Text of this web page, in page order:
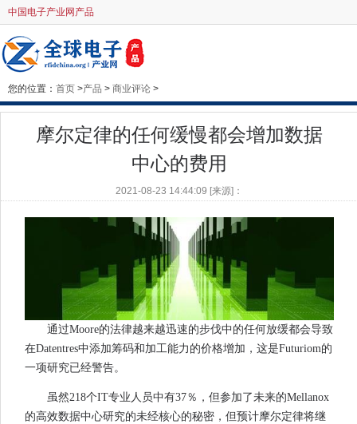
中国电子产业网产品
您的位置： 首页 >产品 > 商业评论 >
摩尔定律的任何缓慢都会增加数据
中心的费用
2021-08-23 14:44:09 [来源]：
通过Moore的法律越来越迅速的步伐中的任何放缓都会导致
在Datentres中添加筹码和加工能力的价格增加，这是Futuriom的
一项研究已经警告。
虽然218个IT专业人员中有37％，但参加了未来的Mellanox
的高效数据中心研究的未经核心的秘密，但预计摩尔定律将继